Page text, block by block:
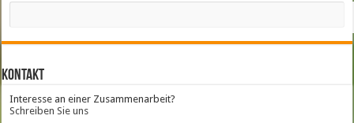
Kontakt
Interesse an einer Zusammenarbeit?
Schreiben Sie uns